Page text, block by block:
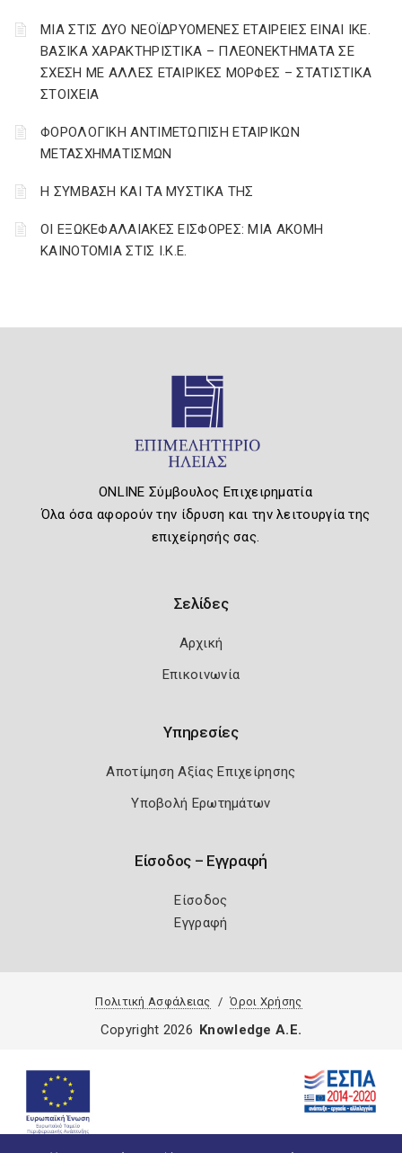
ΜΙΑ ΣΤΙΣ ΔΥΟ ΝΕΟΪΔΡΥΟΜΕΝΕΣ ΕΤΑΙΡΕΙΕΣ ΕΙΝΑΙ ΙΚΕ.
ΒΑΣΙΚΑ ΧΑΡΑΚΤΗΡΙΣΤΙΚΑ – ΠΛΕΟΝΕΚΤΗΜΑΤΑ ΣΕ
ΣΧΕΣΗ ΜΕ ΑΛΛΕΣ ΕΤΑΙΡΙΚΕΣ ΜΟΡΦΕΣ – ΣΤΑΤΙΣΤΙΚΑ
ΣΤΟΙΧΕΙΑ
ΦΟΡΟΛΟΓΙΚΗ ΑΝΤΙΜΕΤΩΠΙΣΗ ΕΤΑΙΡΙΚΩΝ
ΜΕΤΑΣΧΗΜΑΤΙΣΜΩΝ
Η ΣΥΜΒΑΣΗ ΚΑΙ ΤΑ ΜΥΣΤΙΚΑ ΤΗΣ
ΟΙ ΕΞΩΚΕΦΑΛΑΙΑΚΕΣ ΕΙΣΦΟΡΕΣ: ΜΙΑ ΑΚΟΜΗ
ΚΑΙΝΟΤΟΜΙΑ ΣΤΙΣ Ι.Κ.Ε.
ONLINE Σύμβουλος Επιχειρηματία
Όλα όσα αφορούν την ίδρυση και την λειτουργία της
επιχείρησής σας.
Σελίδες
Αρχική
Επικοινωνία
Υπηρεσίες
Αποτίμηση Αξίας Επιχείρησης
Υποβολή Ερωτημάτων
Είσοδος – Εγγραφή
Είσοδος
Εγγραφή
Πολιτική Ασφάλειας Όροι Χρήσης
Copyright 2026 Knowledge A.E.